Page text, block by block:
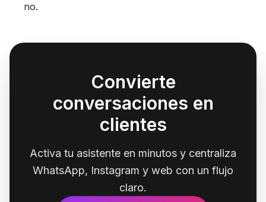
no.
Convierte
conversaciones en
clientes
Activa tu asistente en minutos y centraliza
WhatsApp, Instagram y web con un flujo
claro.